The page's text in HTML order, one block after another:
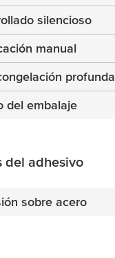
silencioso
manual
profunda
del embalaje
del adhesivo
sobre acero